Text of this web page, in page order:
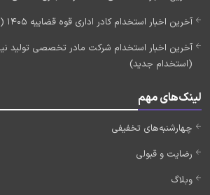
آخرین اخبار استخدام کادر اداری قوه قضاییه 1405 (به زودی)
(استخدام جدید)
لینک‌های مهم
چهارشنبه‌های تخفیفی
رضایت و قبولی
وبلاگ